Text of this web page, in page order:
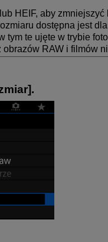
HEIF, aby
dostępna jest dla
tym te ujęte w trybie
obrazów RAW i filmów
].